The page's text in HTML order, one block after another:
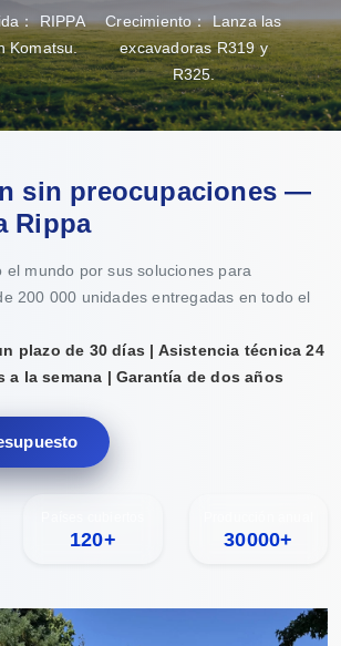
： RIPPA
Komatsu.
Crecimiento： Lanza las
excavadoras R319 y
R325.
sin preocupaciones —
Rippa
el mundo por sus soluciones para
200 000 unidades entregadas en todo el
plazo de 30 días | Asistencia técnica 24
a la semana | Garantía de dos años
120+ 30000+